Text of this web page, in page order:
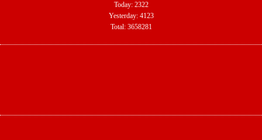
Today: 2322
Yesterday: 4123
Total: 3658281